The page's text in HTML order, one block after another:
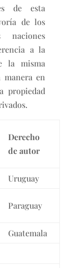
de esta
de los
naciones
a la
la misma
manera en
propiedad
Derecho
de autor
Uruguay
Paraguay
Guatemala